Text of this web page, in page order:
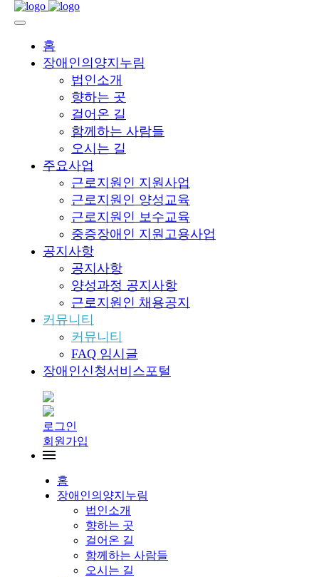
홈
장애인의양지누림
법인소개
향하는 곳
걸어온 길
함께하는 사람들
오시는 길
주요사업
근로지원인 지원사업
근로지원인 양성교육
근로지원인 보수교육
중증장애인 지원고용사업
공지사항
공지사항
양성과정 공지사항
근로지원인 채용공지
커뮤니티
커뮤니티
FAQ 임시글
장애인신청서비스포털
로그인
회원가입
홈
장애인의양지누림
법인소개
향하는 곳
걸어온 길
함께하는 사람들
오시는 길